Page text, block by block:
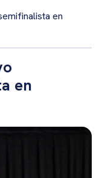
en
en